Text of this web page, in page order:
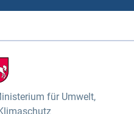
für Umwelt,